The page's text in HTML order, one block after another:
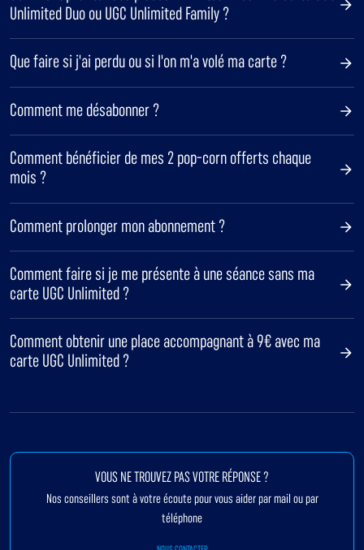
Unlimited Duo ou UGC Unlimited Family ?
Que faire si j'ai perdu ou si l'on m'a volé ma carte ?
Comment me désabonner ?
Comment bénéficier de mes 2 pop-corn offerts chaque
mois ?
Comment prolonger mon abonnement ?
Comment faire si je me présente à une séance sans ma
carte UGC Unlimited ?
Comment obtenir une place accompagnant à 9€ avec ma
carte UGC Unlimited ?
VOUS NE TROUVEZ PAS VOTRE RÉPONSE ?
Nos conseillers sont à votre écoute pour vous aider par mail ou par
téléphone